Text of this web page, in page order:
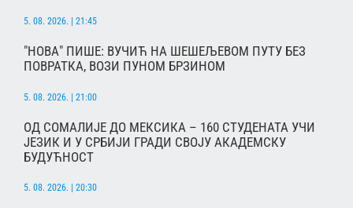
5. 08. 2026. | 21:45
"НОВА" ПИШЕ: ВУЧИЋ НА ШЕШЕЉЕВОМ ПУТУ БЕЗ
ПОВРАТКА, ВОЗИ ПУНОМ БРЗИНОМ
5. 08. 2026. | 21:00
ОД СОМАЛИЈЕ ДО МЕКСИКА – 160 СТУДЕНАТА УЧИ
ЈЕЗИК И У СРБИЈИ ГРАДИ СВОЈУ АКАДЕМСКУ
БУДУЋНОСТ
5. 08. 2026. | 20:30